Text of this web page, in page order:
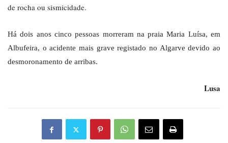
de rocha ou sismicidade.
Há dois anos cinco pessoas morreram na praia Maria Luísa, em
Albufeira, o acidente mais grave registado no Algarve devido ao
desmoronamento de arribas.
Lusa